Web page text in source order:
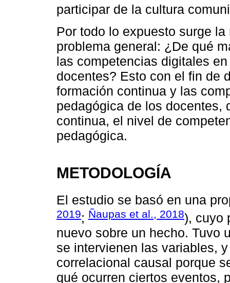
participar de la cultura
Por todo lo expuesto surge
problema general: ¿De qué
las competencias digitales
docentes? Esto con el fin de
formación continua y las
pedagógica de los docentes,
continua, el nivel de
pedagógica.
METODOLOGÍA
El estudio se basó en una
2019; Ñaupas et al., 2018), cuyo
nuevo sobre un hecho. Tuvo
se intervienen las variables,
correlacional causal porque
qué ocurren ciertos eventos,